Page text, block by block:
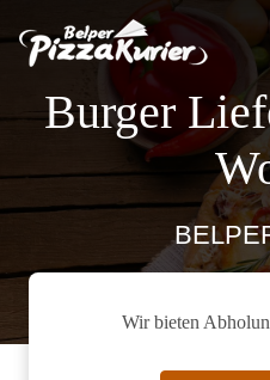
Burger
Wir bieten